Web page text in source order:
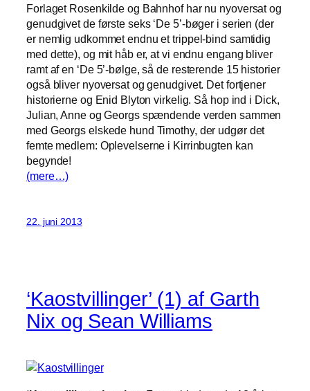
Forlaget Rosenkilde og Bahnhof har nu nyoversat og
genudgivet de første seks ‘De 5’-bøger i serien (der
er nemlig udkommet endnu et trippel-bind samtidig
med dette), og mit håb er, at vi endnu engang bliver
ramt af en ‘De 5’-bølge, så de resterende 15 historier
også bliver nyoversat og genudgivet. Det fortjener
historierne og Enid Blyton virkelig. Så hop ind i Dick,
Julian, Anne og Georgs spændende verden sammen
med Georgs elskede hund Timothy, der udgør det
femte medlem: Oplevelserne i Kirrinbugten kan
begynde!
(mere…)
22. juni 2013
‘Kaostvillinger’ (1) af Garth
Nix og Sean Williams